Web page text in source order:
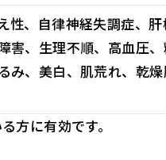
性、自律神経失調症、肝
害、生理不順、高血圧
み、美白、肌荒れ、乾
方に有効です。